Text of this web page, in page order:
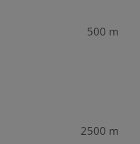
500 m
2500 m